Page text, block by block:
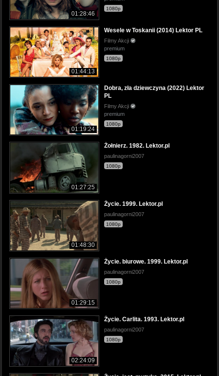
01:28:46
1080p
01:44:13
Wesele w Toskanii (2014) Lektor PL
Filmy Akcji
premium
1080p
01:19:24
Dobra, zła dziewczyna (2022) Lektor
PL
Filmy Akcji
premium
1080p
01:27:25
Żołnierz. 1982. Lektor.pl
paulinagorni2007
1080p
01:48:30
Życie. 1999. Lektor.pl
paulinagorni2007
1080p
01:29:15
Życie. biurowe. 1999. Lektor.pl
paulinagorni2007
1080p
02:24:09
Życie. Carlita. 1993. Lektor.pl
paulinagorni2007
1080p